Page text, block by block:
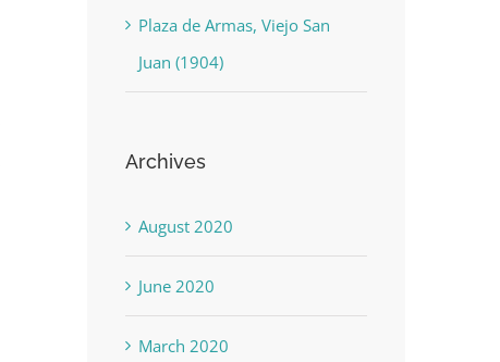
Plaza de Armas, Viejo San
Juan (1904)
Archives
August 2020
June 2020
March 2020